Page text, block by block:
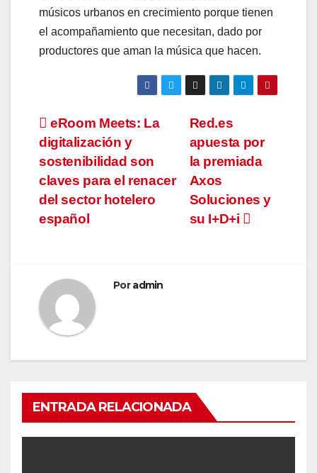
músicos urbanos en crecimiento porque tienen
el acompañamiento que necesitan, dado por
productores que aman la música que hacen.
Navegación
de
entradas
Red.es
apuesta por
la premiada
Axos
Soluciones y
su I+D+i
eRoom Meets: La
digitalización y
sostenibilidad son
claves para el renacer
del sector hotelero
español
Poradmin
ENTRADA RELACIONADA